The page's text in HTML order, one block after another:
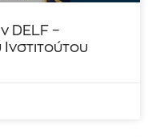
DELF –